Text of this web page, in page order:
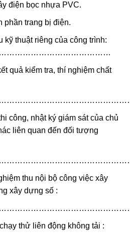
điện bọc nhựa PVC.
phần trang bị điện.
kỹ thuật riêng của công trình:
quả kiểm tra, thí nghiệm chất
công, nhật ký giám sát của chủ
liên quan đến đối tượng
thu nội bộ công việc xây
xây dựng số :
thử liên động không tải :